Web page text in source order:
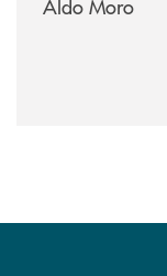
Aldo Moro